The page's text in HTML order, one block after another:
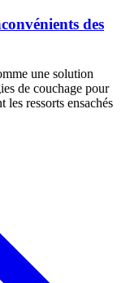
des
une solution
de couchage pour
ressorts ensachés